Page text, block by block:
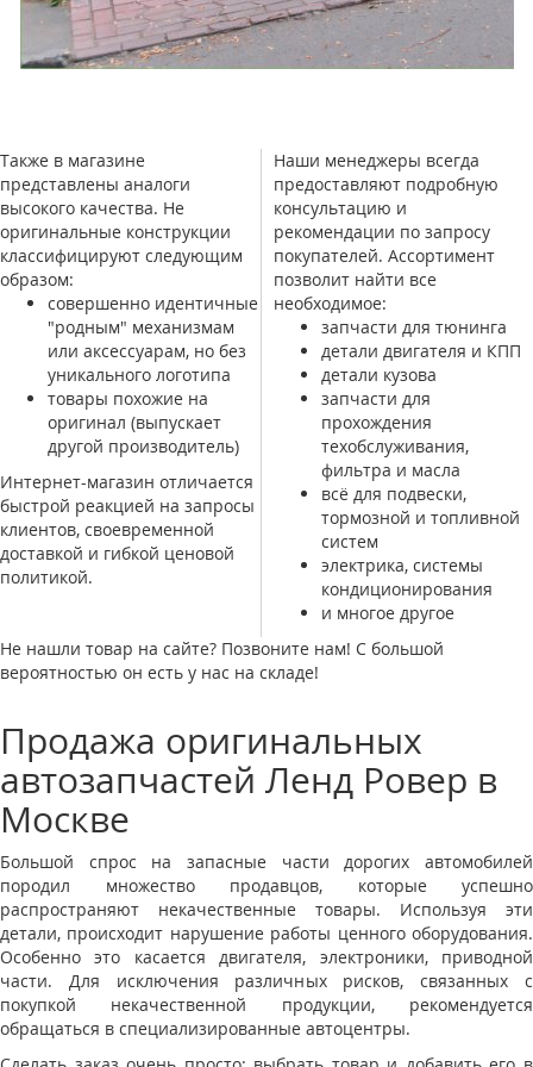
Также в магазине
представлены аналоги
высокого качества. Не
оригинальные конструкции
классифицируют следующим
образом:
совершенно идентичные
"родным" механизмам
или аксессуарам, но без
уникального логотипа
товары похожие на
оригинал (выпускает
другой производитель)
Интернет-магазин отличается
быстрой реакцией на запросы
клиентов, своевременной
доставкой и гибкой ценовой
политикой.
Наши менеджеры всегда
предоставляют подробную
консультацию и
рекомендации по запросу
покупателей. Ассортимент
позволит найти все
необходимое:
запчасти для тюнинга
детали двигателя и КПП
детали кузова
запчасти для
прохождения
техобслуживания,
фильтра и масла
всё для подвески,
тормозной и топливной
систем
электрика, системы
кондиционирования
и многое другое
Не нашли товар на сайте? Позвоните нам! С большой
вероятностью он есть у нас на складе!
Продажа оригинальных
автозапчастей Ленд Ровер в
Москве
Большой спрос на запасные части дорогих автомобилей
породил множество продавцов, которые успешно
распространяют некачественные товары. Используя эти
детали, происходит нарушение работы ценного оборудования.
Особенно это касается двигателя, электроники, приводной
части. Для исключения различных рисков, связанных с
покупкой некачественной продукции, рекомендуется
обращаться в специализированные автоцентры.